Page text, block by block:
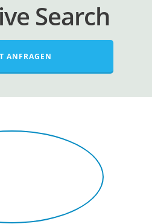
Search
ANFRAGEN